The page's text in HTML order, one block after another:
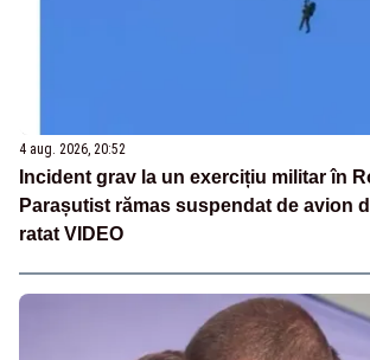
4 aug. 2026, 20:52
Incident grav la un exercițiu militar în
Parașutist rămas suspendat de avion
ratat VIDEO